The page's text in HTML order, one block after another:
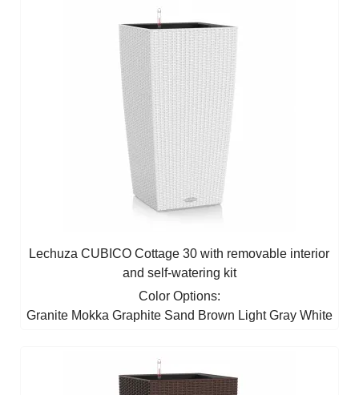
Lechuza CUBICO Cottage 30 with removable interior
and self-watering kit
Color Options:
Granite Mokka Graphite Sand Brown Light Gray White